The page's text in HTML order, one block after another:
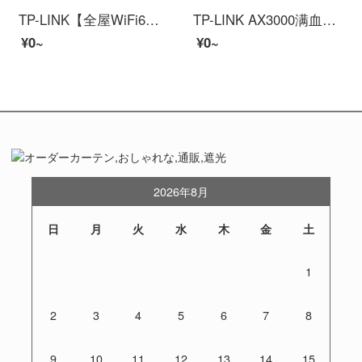
TP-LINK【全屋WiFi6】分布式无线ルーター三只装K30 AX3000 千兆デュアル周波数 别墅大户型 易展Mesh 无缝漫游 即插即用
¥0~
TP-LINK AX3000满血WiFi6千兆デュアル周波数无线ルーター 游戏路由3000M无线速率 支持双宽带接入 XDR3020易展版
¥0~
2026年8月
日 月 火 水 木 金 土
1
2 3 4 5 6 7 8
9 10 11 12 13 14 15